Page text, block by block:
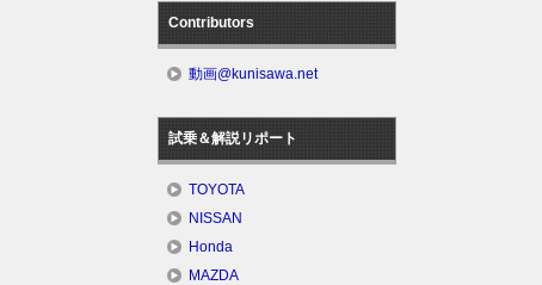
Contributors
動画@kunisawa.net
試乗＆解説リポート
TOYOTA
NISSAN
Honda
MAZDA